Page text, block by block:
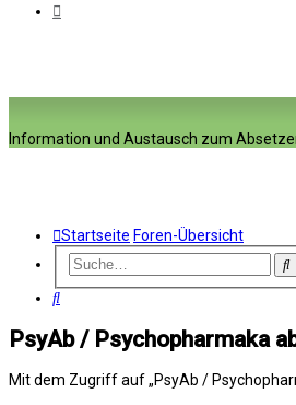
Information und Austausch zum
Startseite Foren-Übersicht
Suche
PsyAb / Psychopharmaka
Mit dem Zugriff auf „PsyAb /